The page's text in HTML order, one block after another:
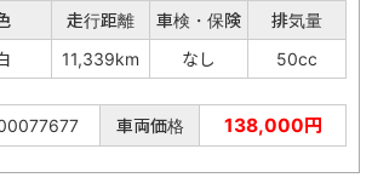
走行距離 車検・保険
排気量
11,339km なし 50cc
車両価格 138,000円